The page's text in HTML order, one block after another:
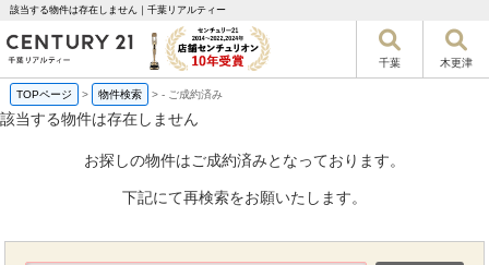
該当する物件は存在しません｜千葉リアルティー
千葉 木更津
TOPページ > 物件検索 >- ご成約済み
該当する物件は存在しません
お探しの物件はご成約済みとなっております。
下記にて再検索をお願いたします。